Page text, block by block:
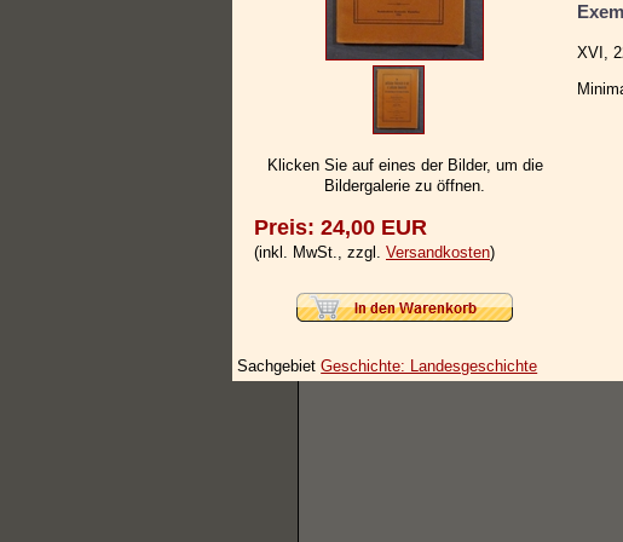
Klicken Sie auf eines der Bilder, um die
Bildergalerie zu öffnen.
Preis: 24,00 EUR
(inkl. MwSt., zzgl. Versandkosten)
XVI,
SachgebietGeschichte: Landesgeschichte